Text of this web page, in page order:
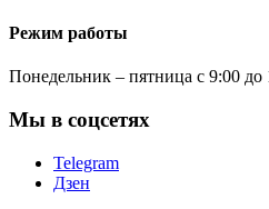
Режим работы
Понедельник – пятница с 9:00 до
Мы в соцсетях
Telegram
Дзен